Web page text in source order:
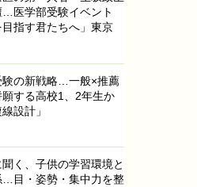
…医学部受験イベント
目指す君たちへ」東京
験の新戦略…一般×推薦
願する高校1、2年生か
設計」
く、子供の学習環境と
…目・姿勢・集中力を整